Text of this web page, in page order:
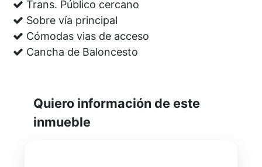
Trans. Público cercano
Sobre vía principal
Cómodas vias de acceso
Cancha de Baloncesto